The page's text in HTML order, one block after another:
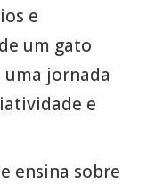
e
um gato
uma jornada
e
ensina sobre